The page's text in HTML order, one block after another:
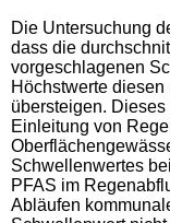
Die Untersuchung
dass die
vorgeschlagenen
Höchstwerte
übersteigen.
Einleitung von
Schwellenwertes
PFAS im
Abläufen